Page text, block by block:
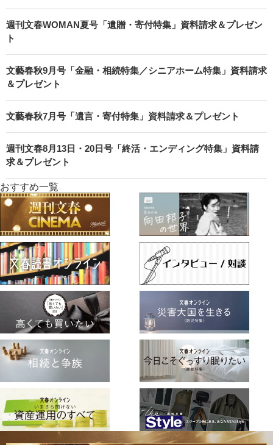
週刊文春WOMAN夏号「遺贈・寄付特集」資料請求＆プレゼン
ト
文藝春秋9月号「金融・相続特集／シニアホーム特集」資料請求
＆プレゼント
文藝春秋7月号「遺言・寄付特集」資料請求＆プレゼント
週刊文春8月13日・20日号「終活・エンディング特集」資料請
求＆プレゼント
おすすめ一覧